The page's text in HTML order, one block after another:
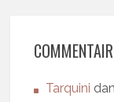
Tarquini